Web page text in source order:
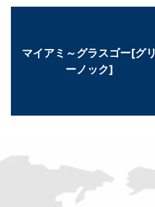
マイアミ～グラスゴー[グリ
ーノック]